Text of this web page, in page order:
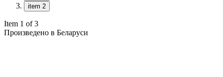
item 2
Item 1 of 3
Произведено в Беларуси